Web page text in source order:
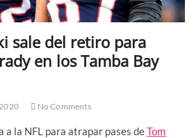
sale del retiro para
en los Tamba Bay
No Comments
a la NFL para atrapar pases deTom